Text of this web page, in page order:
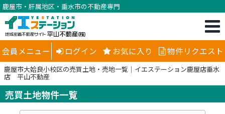
鹿屋市・肝属地区・垂水市の不動産専門
会員メニュー ログイン お気に入り 物件リクエスト
鹿屋市大姶良小校区の売買土地・売地一覧｜イエステーション鹿屋店垂水
店 平山不動産
売買土地物件一覧